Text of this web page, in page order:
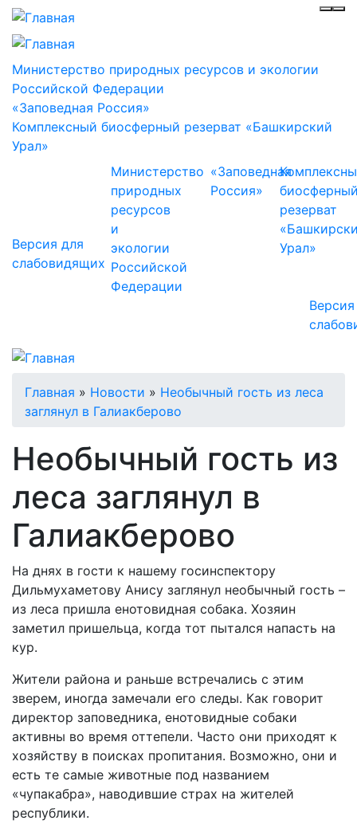
Министерство природных ресурсов и экологии
Российской Федерации
«Заповедная Россия»
Комплексный биосферный резерват «Башкирский
Урал»
Версия для
слабовидящих
Министерство
природных
ресурсов
и
экологии
Российской
Федерации
«Заповедная
Россия»
резерват
Урал»
Строка
навигации
Главная Новости
Необычный гость из леса
заглянул в Галиакберово
Необычный гость из
леса заглянул в
Галиакберово
На днях в гости к нашему госинспектору
Дильмухаметову Анису заглянул необычный гость –
из леса пришла енотовидная собака. Хозяин
заметил пришельца, когда тот пытался напасть на
кур.
Жители района и раньше встречались с этим
зверем, иногда замечали его следы. Как говорит
директор заповедника, енотовидные собаки
активны во время оттепели. Часто они приходят к
хозяйству в поисках пропитания. Возможно, они и
есть те самые животные под названием
«чупакабра», наводившие страх на жителей
республики.